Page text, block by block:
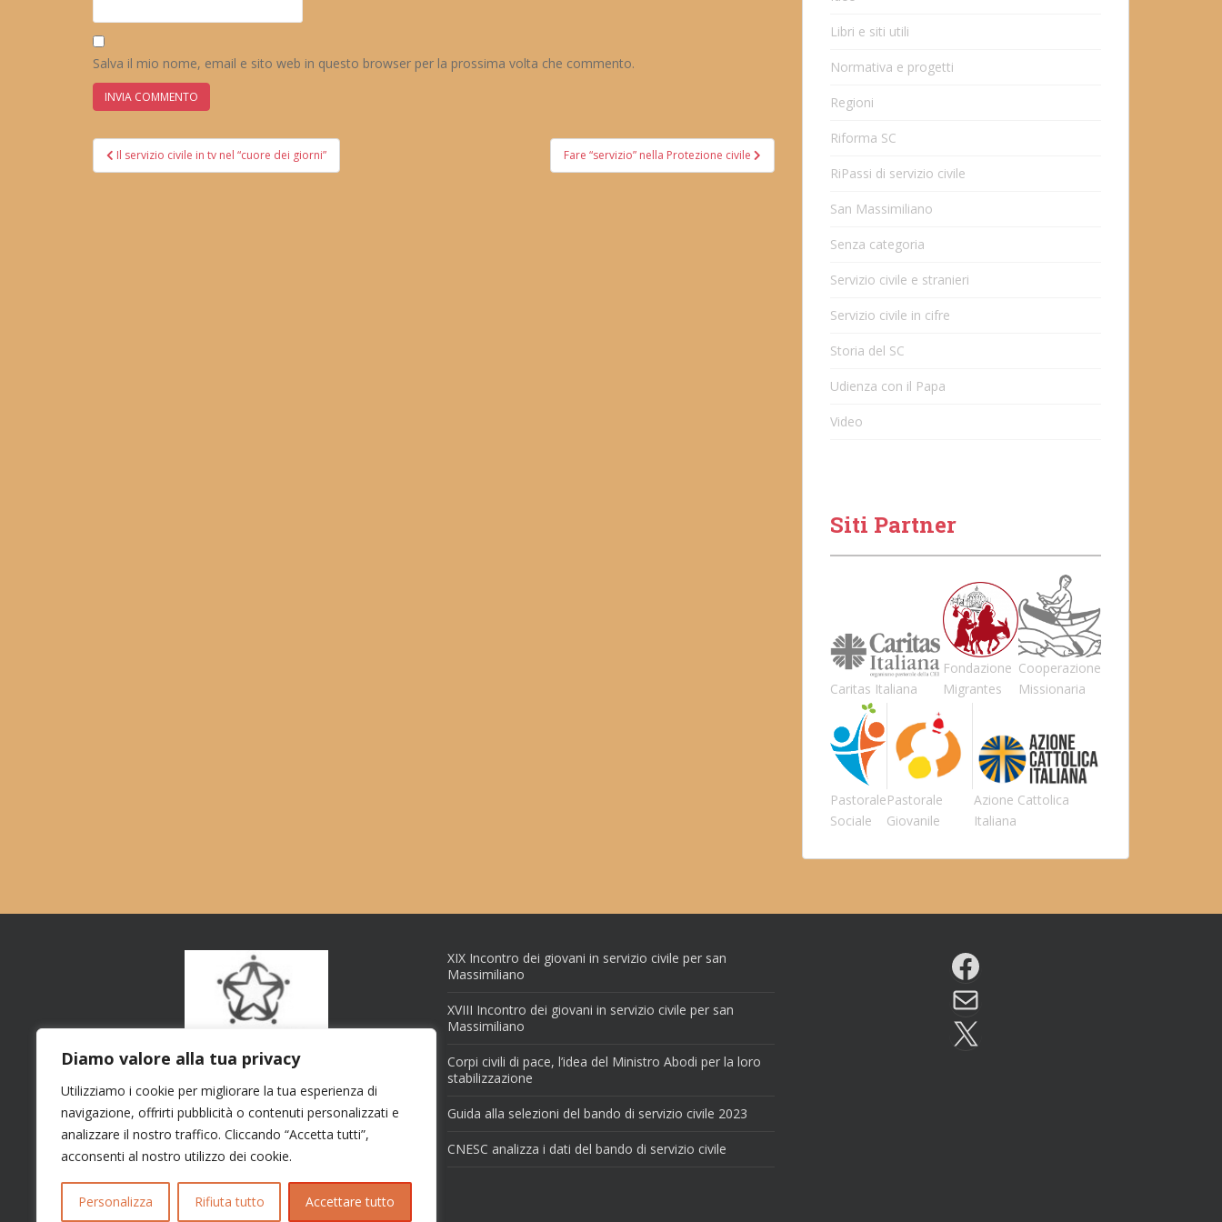
Diamo valore alla tua privacy
Utilizziamo i cookie per migliorare la tua esperienza di
navigazione, offrirti pubblicità o contenuti personalizzati e
analizzare il nostro traffico. Cliccando “Accetta tutti”,
acconsenti al nostro utilizzo dei cookie.
Personalizza Rifiuta tutto Accettare tutto
Salva il mio nome, email e sito web in questo browser per la prossima volta che commento.
Navigazione
articoli
Il servizio civile in tv nel “cuore dei giorni” Fare “servizio” nella Protezione civile
Libri e siti utili
Normativa e progetti
Regioni
Riforma SC
RiPassi di servizio civile
San Massimiliano
Senza categoria
Servizio civile e stranieri
Servizio civile in cifre
Storia del SC
Udienza con il Papa
Video
Siti Partner
Caritas Italiana
Fondazione
Migrantes
Cooperazione
Missionaria
Pastorale
Sociale
Pastorale
Giovanile
Azione Cattolica
Italiana
XIX Incontro dei giovani in servizio civile per san
Massimiliano
XVIII Incontro dei giovani in servizio civile per san
Massimiliano
Corpi civili di pace, l’idea del Ministro Abodi per la loro
stabilizzazione
Guida alla selezioni del bando di servizio civile 2023
CNESC analizza i dati del bando di servizio civile
Facebook
Email
X